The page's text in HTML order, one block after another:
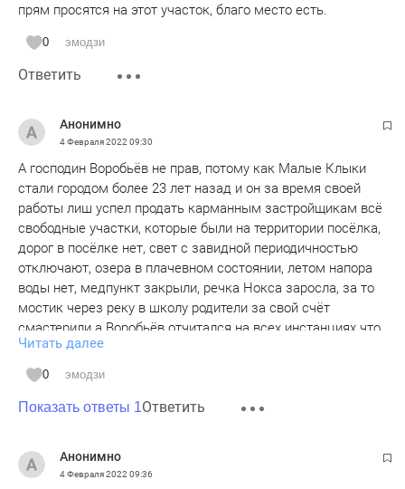
прям просятся на этот участок, благо место есть.
0 эмодзи
Ответить
Анонимно
4 Февраля 2022 09:30
А господин Воробьёв не прав, потому как Малые Клыки
стали городом более 23 лет назад и он за время своей
работы лиш успел продать карманным застройщикам всё
свободные участки, которые были на территории посёлка,
дорог в посёлке нет, свет с завидной периодичностью
отключают, озера в плачевном состоянии, летом напора
воды нет, медпункт закрыли, речка Нокса заросла, за то
мостик через реку в школу родители за свой счёт
смастерили а Воробьёв отчитался на всех инстанциях что
исполком советский на средства спонсоров построил, вот
такая у них правда. Он даже не знает что улица Большая
Красная не может быть сквозной. За то спорит.
Читать далее
0 эмодзи
Показать ответы 1Ответить
Анонимно
4 Февраля 2022 09:36